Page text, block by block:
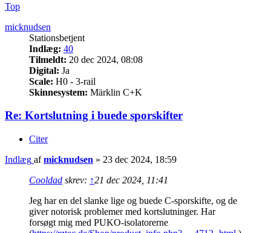
Top
micknudsen
Stationsbetjent
Indlæg: 40
Tilmeldt: 20 dec 2024, 08:08
Digital: Ja
Scale: H0 - 3-rail
Skinnesystem: Märklin C+K
Re: Kortslutning i buede sporskifter
Citer
Indlæg afmicknudsen » 23 dec 2024, 18:59
Cooldad skrev: ↑21 dec 2024, 11:41
Jeg har en del slanke lige og buede C-sporskifte, og de
giver notorisk problemer med kortslutninger. Har
forsøgt mig med PUKO-isolatorerne